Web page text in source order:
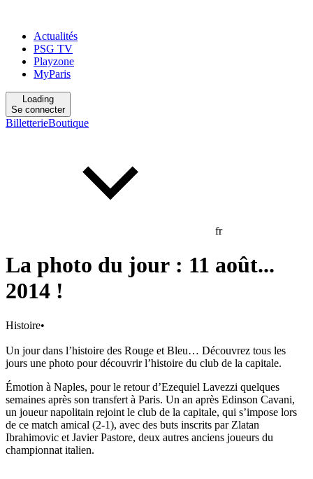
Actualités
PSG TV
Playzone
MyParis
Loading
Se connecter
BilletterieBoutique
fr
La photo du jour : 11 août...
2014 !
Histoire•
Un jour dans l’histoire des Rouge et Bleu… Découvrez tous les
jours une photo pour découvrir l’histoire du club de la capitale.
Émotion à Naples, pour le retour d’Ezequiel Lavezzi quelques
semaines après son transfert à Paris. Un an après Edinson Cavani,
un joueur napolitain rejoint le club de la capitale, qui s’impose lors
de ce match amical (2-1), avec des buts inscrits par Zlatan
Ibrahimovic et Javier Pastore, deux autres anciens joueurs du
championnat italien.